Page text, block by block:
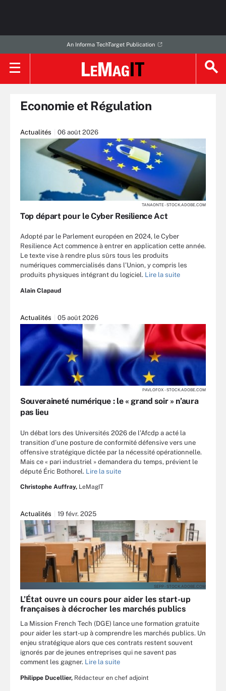
An Informa TechTarget Publication
Economie et Régulation
Actualités 06 août 2026
TANAONTE - STOCK.ADOBE.COM
Top départ pour le Cyber Resilience Act
Adopté par le Parlement européen en 2024, le Cyber
Resilience Act commence à entrer en application cette année.
Le texte vise à rendre plus sûrs tous les produits
numériques commercialisés dans l’Union, y compris les
produits physiques intégrant du logiciel. Lire la suite
Alain Clapaud
Actualités 05 août 2026
PAVLOFOX - STOCK.ADOBE.COM
Souveraineté numérique : le « grand soir » n’aura
pas lieu
Un débat lors des Universités 2026 de l’Afcdp a acté la
transition d’une posture de conformité défensive vers une
offensive stratégique dictée par la nécessité opérationnelle.
Mais ce « pari industriel » demandera du temps, prévient le
député Éric Bothorel. Lire la suite
Christophe Auffray, LeMagIT
Actualités 19 févr. 2025
SEPP - STOCK.ADOBE.COM
L’État ouvre un cours pour aider les start-up
françaises à décrocher les marchés publics
La Mission French Tech (DGE) lance une formation gratuite
pour aider les start-up à comprendre les marchés publics. Un
enjeu stratégique alors que ces contrats restent souvent
ignorés par de jeunes entreprises qui ne savent pas
comment les gagner. Lire la suite
Philippe Ducellier, Rédacteur en chef adjoint